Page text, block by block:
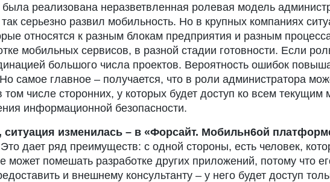
реализована неразветвленная ролевая модель
серьезно развил мобильность. Но в крупных компаниях
относятся к разным блокам предприятия и разным
мобильных сервисов, в разной стадии готовности. Если
большого числа проектов. Вероятность ошибок
самое главное – получается, что в роли администратора
числе сторонних, у которых будет доступ ко всем
информационной безопасности.
изменилась – в «Форсайт. Мобильн6ой
Это дает ряд преимуществ: с одной стороны, есть человек,
может помешать разработке других приложений, потому что
и внешнему консультанту – у него будет доступ